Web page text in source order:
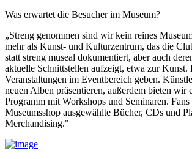
Was erwartet die Besucher im Museum?
„Streng genommen sind wir kein reines
mehr als Kunst- und Kulturzentrum, das die
statt streng museal dokumentiert, aber auch
aktuelle Schnittstellen aufzeigt, etwa zur Kunst.
Veranstaltungen im Eventbereich geben.
neuen Alben präsentieren, außerdem bieten wir
Programm mit Workshops und Seminaren.
Museumsshop ausgewählte Bücher, CDs und
Merchandising."